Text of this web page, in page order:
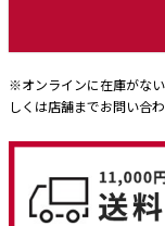
※オンラインに在庫がな
しくは店舗までお問い合